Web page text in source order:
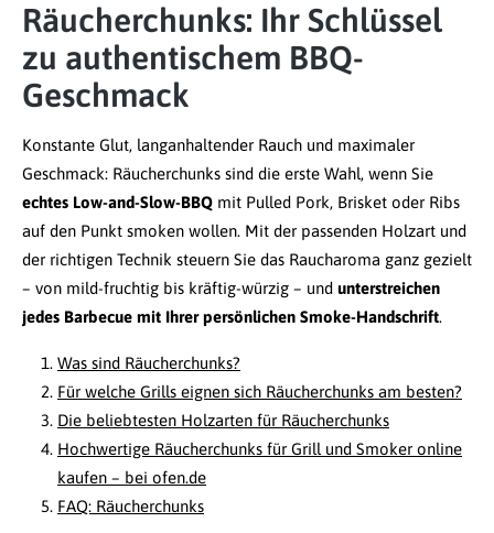
Räucherchunks: Ihr Schlüssel
zu authentischem BBQ-
Geschmack
Konstante Glut, langanhaltender Rauch und maximaler
Geschmack: Räucherchunks sind die erste Wahl, wenn Sie
echtes Low-and-Slow-BBQ mit Pulled Pork, Brisket oder Ribs
auf den Punkt smoken wollen. Mit der passenden Holzart und
der richtigen Technik steuern Sie das Raucharoma ganz gezielt
– von mild-fruchtig bis kräftig-würzig – und unterstreichen
jedes Barbecue mit Ihrer persönlichen Smoke-Handschrift.
Was sind Räucherchunks?
Für welche Grills eignen sich Räucherchunks am besten?
Die beliebtesten Holzarten für Räucherchunks
Hochwertige Räucherchunks für Grill und Smoker online
kaufen – bei ofen.de
FAQ: Räucherchunks